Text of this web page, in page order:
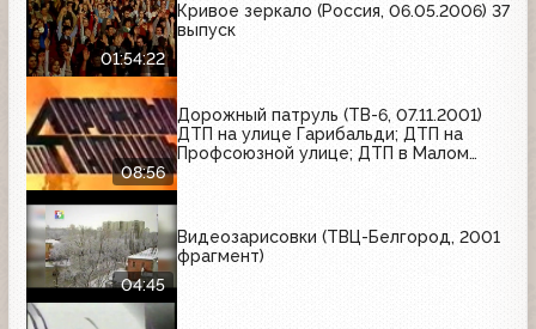
01:54:22
Кривое зеркало (Россия, 06.05.2006) 37
выпуск
08:56
Дорожный патруль (ТВ-6, 07.11.2001)
ДТП на улице Гарибальди; ДТП на
Профсоюзной улице; ДТП в Малом
04:45
Видеозарисовки (ТВЦ-Белгород, 2001
фрагмент)